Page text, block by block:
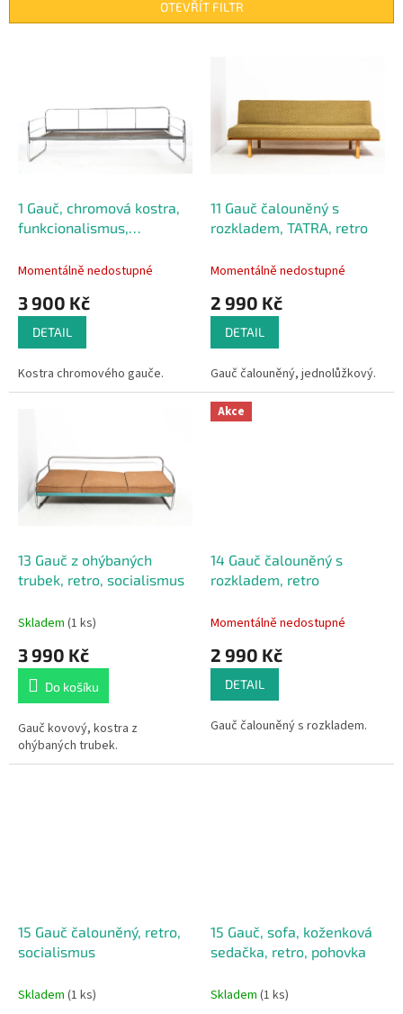
í
OTEVŘÍT FILTR
1 Gauč, chromová kostra,
funkcionalismus,
Momentálně nedostupné
3 900 Kč
DETAIL
Kostra chromového gauče.
11 Gauč čalouněný s
rozkladem, TATRA, retro
Momentálně nedostupné
2 990 Kč
DETAIL
Gauč čalouněný, jednolůžkový.
13 Gauč z ohýbaných
trubek, retro, socialismus
Skladem (1 ks)
3 990 Kč
Do košíku
Gauč kovový, kostra z
ohýbaných trubek.
Akce
14 Gauč čalouněný s
rozkladem, retro
Momentálně nedostupné
2 990 Kč
DETAIL
Gauč čalouněný s rozkladem.
15 Gauč čalouněný, retro,
socialismus
Skladem (1 ks)
15 Gauč, sofa, koženková
sedačka, retro, pohovka
Skladem (1 ks)